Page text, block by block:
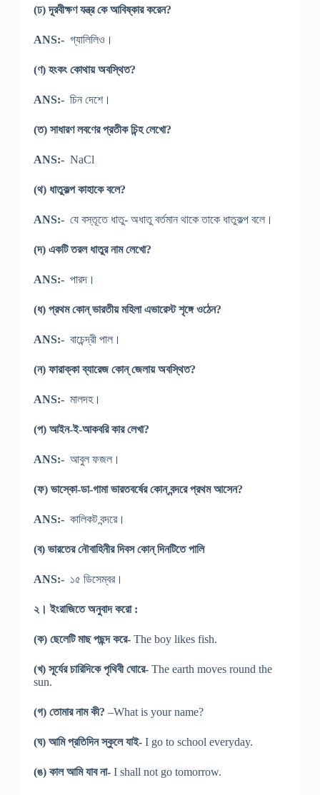
(ঢ) দূরবীক্ষণ যন্ত্র কে আবিষ্কার করেন?
ANS:-গ্যালিলিও।
(ণ) হংকং কোথায় অবস্থিত?
ANS:-চিন দেশে।
(ত) সাধারণ লবণের প্রতীক চিন্হ লেখো?
ANS:-NaCl
(থ) ধাতুকল্প কাহাকে বলে?
ANS:-যে বস্তূতে ধাতু- অধাতু বর্তমান থাকে তাকে ধাতুকল্প বলে।
(দ) একটি তরল ধাতুর নাম লেখো?
ANS:-পারদ।
(ধ) প্রথম কোন্ ভারতীয় মহিলা এভারেস্ট শৃঙ্গে ওঠেন?
ANS:-বাচেন্দ্রী পাল।
(ন) ফারাক্কা ব্যারেজ কোন্ জেলায় অবস্থিত?
ANS:-মালদহ।
(প) আইন-ই-আকবরি কার লেখা?
ANS:-আবুল ফজল।
(ফ) ভাস্কো-ডা-গামা ভারতবর্ষের কোন্ বন্দরে প্রথম আসেন?
ANS:-কালিকট বন্দরে।
(ব) ভারতের নৌবাহিনীর দিবস কোন্ দিনটিতে পালি
ANS:-১৫ ডিসেম্বর।
২। ইংরাজিতে অনুবাদ করো :
(ক) ছেলেটি মাছ পছন্দ করে- The boy likes fish.
(খ) সূর্যের চারিদিকে পৃথিবী ঘোরে- The earth moves round the
sun.
(গ) তোমার নাম কী? –What is your name?
(ঘ) আমি প্রতিদিন স্কুলে যাই- I go to school everyday.
(ঙ) কাল আমি যাব না-I shall not go tomorrow.